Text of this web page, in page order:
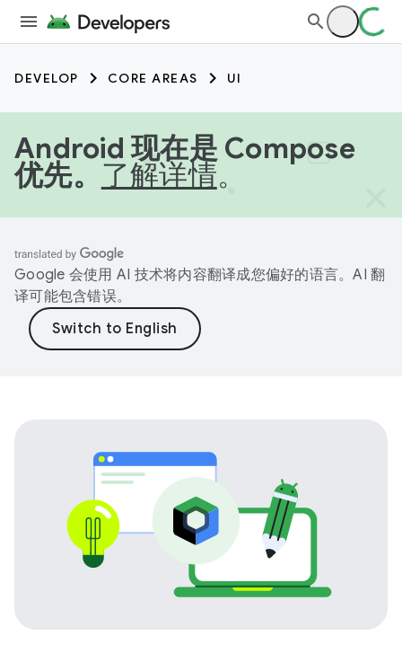
DEVELOP CORE AREAS UI
Android 现在是 Compose
优先。 了解详情。
Google 会使用 AI 技术将内容翻译成您偏好的语言。AI 翻
译可能包含错误。